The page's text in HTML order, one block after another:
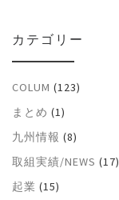
カテゴリー
COLUM (123)
まとめ (1)
九州情報 (8)
取組実績/NEWS (17)
起業 (15)